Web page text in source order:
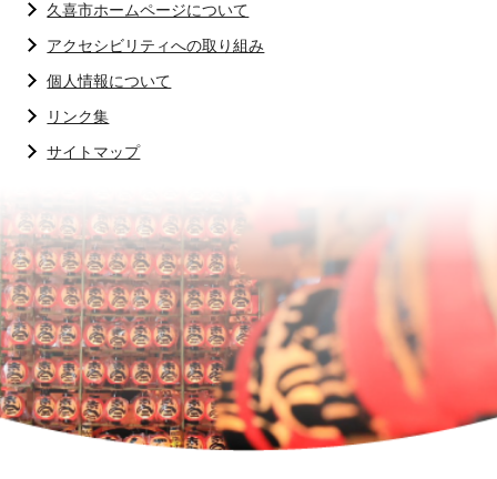
久喜市ホームページについて
アクセシビリティへの取り組み
個人情報について
リンク集
サイトマップ